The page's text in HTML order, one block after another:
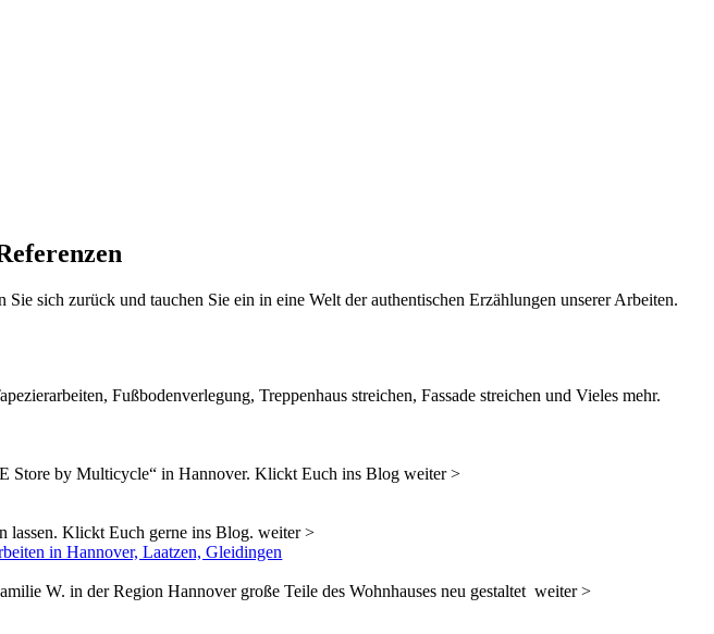
sich zurück und tauchen Sie ein in eine Welt der authentischen Erzählungen unserer Arbeiten.
Fußbodenverlegung, Treppenhaus streichen, Fassade streichen und Vieles mehr.
Store by Multicycle“ in Hannover. Klickt Euch ins Blog weiter >
lassen. Klickt Euch gerne ins Blog. weiter >
in Hannover, Laatzen, Gleidingen
W. in der Region Hannover große Teile des Wohnhauses neu gestaltet weiter >